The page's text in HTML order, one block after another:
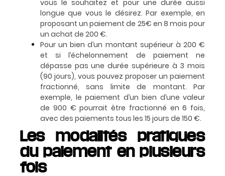
vous le souhaitez et pour une durée aussi
longue que vous le désirez. Par exemple, en
proposant un paiement de 25€ en 8 mois pour
un achat de 200 €.
Pour un bien d’un montant supérieur à 200 €
et si l’échelonnement de paiement ne
dépasse pas une durée supérieure à 3 mois
(90 jours), vous pouvez proposer un paiement
fractionné, sans limite de montant. Par
exemple, le paiement d’un bien d’une valeur
de 900 € pourrait être fractionné en 6 fois,
avec des paiements tous les 15 jours de 150 €.
Les modalités pratiques
du paiement en plusieurs
fois